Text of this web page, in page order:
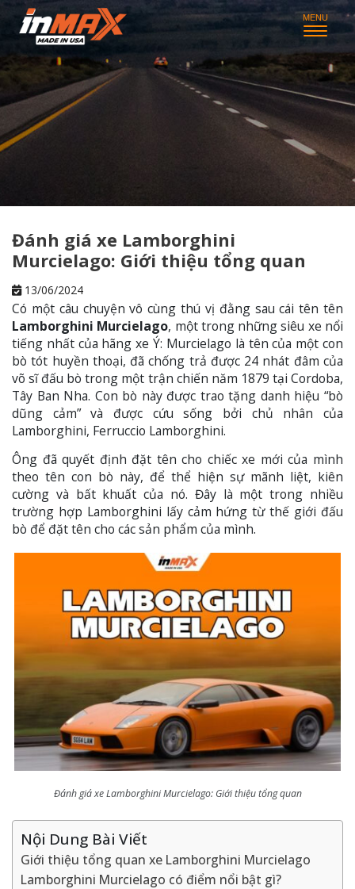
Đánh giá xe Lamborghini
Murcielago: Giới thiệu tổng quan
13/06/2024
Có một câu chuyện vô cùng thú vị đằng sau cái tên tên
Lamborghini Murcielago, một trong những siêu xe nổi
tiếng nhất của hãng xe Ý: Murcielago là tên của một con
bò tót huyền thoại, đã chống trả được 24 nhát đâm của
võ sĩ đấu bò trong một trận chiến năm 1879 tại Cordoba,
Tây Ban Nha. Con bò này được trao tặng danh hiệu “bò
dũng cảm” và được cứu sống bởi chủ nhân của
Lamborghini, Ferruccio Lamborghini.
Ông đã quyết định đặt tên cho chiếc xe mới của mình
theo tên con bò này, để thể hiện sự mãnh liệt, kiên
cường và bất khuất của nó. Đây là một trong nhiều
trường hợp Lamborghini lấy cảm hứng từ thế giới đấu
bò để đặt tên cho các sản phẩm của mình.
Đánh giá xe Lamborghini Murcielago: Giới thiệu tổng quan
Nội Dung Bài Viết
Giới thiệu tổng quan xe Lamborghini Murcielago
Lamborghini Murcielago có điểm nổi bật gì?